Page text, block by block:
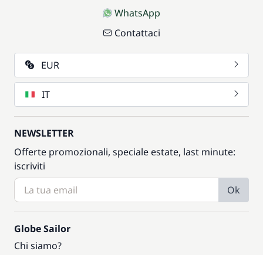
WhatsApp
Contattaci
EUR
IT
NEWSLETTER
Offerte promozionali, speciale estate, last minute:
iscriviti
Ok
Globe Sailor
Chi siamo?